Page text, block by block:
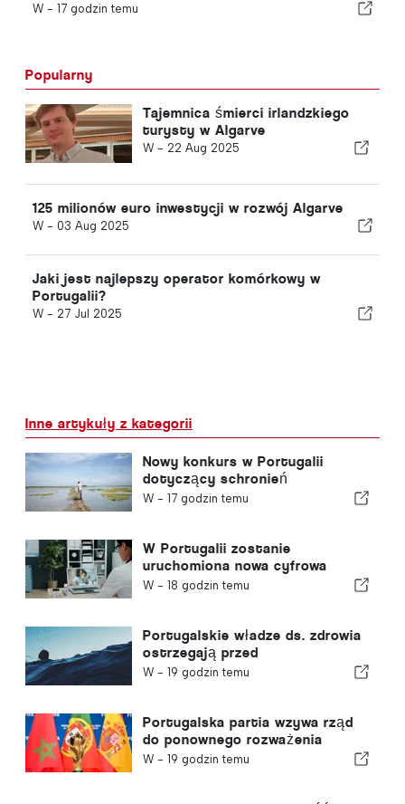
W - 17 godzin temu
Popularny
Tajemnica śmierci irlandzkiego
turysty w Algarve
W - 22 Aug 2025
125 milionów euro inwestycji w rozwój Algarve
W - 03 Aug 2025
Jaki jest najlepszy operator komórkowy w
Portugalii?
W - 27 Jul 2025
Inne artykuły z kategorii
Nowy konkurs w Portugalii
dotyczący schronień
klimatycznych
W - 17 godzin temu
W Portugalii zostanie
uruchomiona nowa cyfrowa
platforma opieki zdrowotnej
W - 18 godzin temu
Portugalskie władze ds. zdrowia
ostrzegają przed
niebezpieczeństwem utonięcia
W - 19 godzin temu
Portugalska partia wzywa rząd
do ponownego rozważenia
decyzji o przyznaniu Maroku
W - 19 godzin temu